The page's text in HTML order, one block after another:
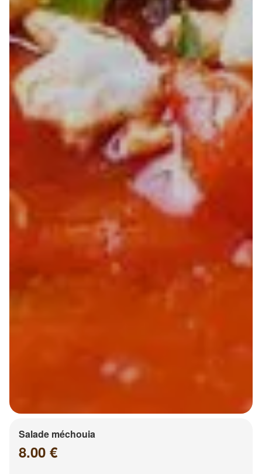
Salade méchouia
8.00 €